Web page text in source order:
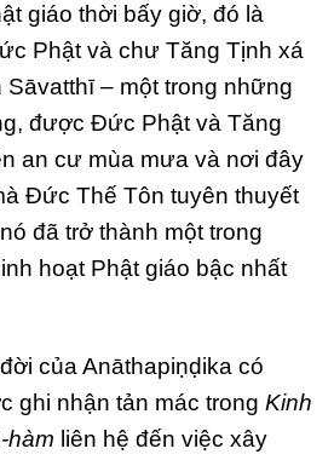
giáo thời bấy giờ, đó là
Phật và chư Tăng Tịnh xá
Sāvatthī – một trong những
được Đức Phật và Tăng
an cư mùa mưa và nơi đây
Đức Thế Tôn tuyên thuyết
đã trở thành một trong
hoạt Phật giáo bậc nhất
của Anāthapiṇḍika có
ghi nhận tản mác trong Kinh
hàm liên hệ đến việc xây